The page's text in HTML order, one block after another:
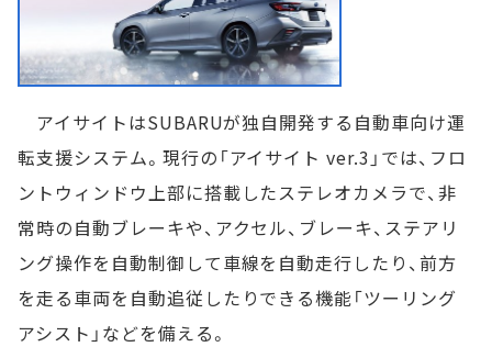
アイサイトはSUBARUが独自開発する自動車向け運
転支援システム。現行の「アイサイト ver.3」では、フロ
ントウィンドウ上部に搭載したステレオカメラで、非
常時の自動ブレーキや、アクセル、ブレーキ、ステアリ
ング操作を自動制御して車線を自動走行したり、前方
を走る車両を自動追従したりできる機能「ツーリング
アシスト」などを備える。